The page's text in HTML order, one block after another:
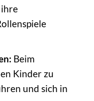
Beim
Kinder zu
und sich in